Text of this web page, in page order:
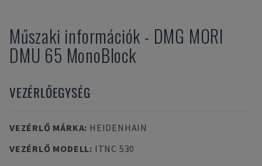
Műszaki információk - DMG MORI
DMU 65 MonoBlock
VEZÉRLŐEGYSÉG
VEZÉRLŐ MÁRKA: HEIDENHAIN
VEZÉRLŐ MODELL: ITNC 530